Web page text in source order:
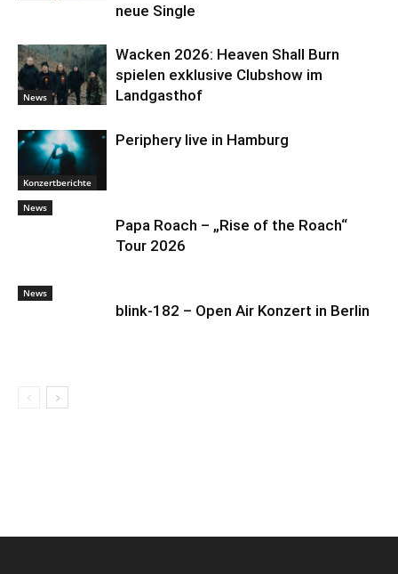
neue Single
News
Wacken 2026: Heaven Shall Burn
spielen exklusive Clubshow im
Landgasthof
Konzertberichte
Periphery live in Hamburg
News
Papa Roach – „Rise of the Roach“
Tour 2026
News
blink-182 – Open Air Konzert in Berlin